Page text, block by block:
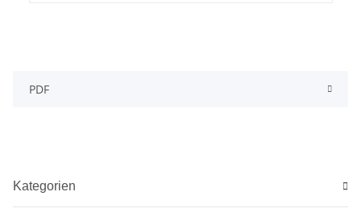
PDF
Kategorien